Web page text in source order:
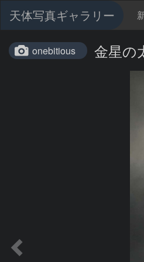
天体写真ギャラリー
onebitious 金星の